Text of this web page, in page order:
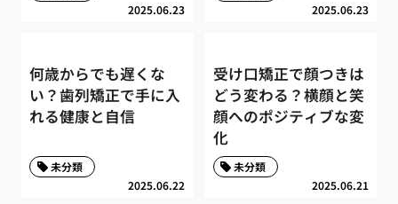
2025.06.23 2025.06.23
何歳からでも遅くな
い？歯列矯正で手に入
れる健康と自信
2025.06.22
未分類
受け口矯正で顔つきは
どう変わる？横顔と笑
顔へのポジティブな変
化
2025.06.21
未分類